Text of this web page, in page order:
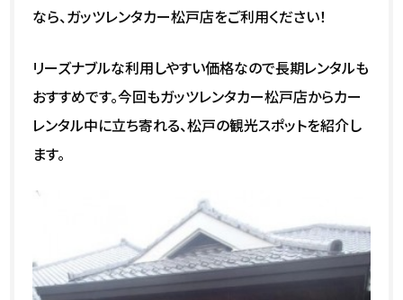
なら、ガッツレンタカー松戸店をご利用ください！
リーズナブルな利用しやすい価格なので長期レンタルも
おすすめです。今回もガッツレンタカー松戸店からカー
レンタル中に立ち寄れる、松戸の観光スポットを紹介し
ます。